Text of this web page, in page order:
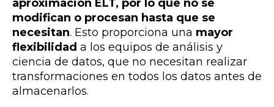
aproximación ELT, por lo que no se
modifican o procesan hasta que se
necesitan. Esto proporciona una mayor
flexibilidad a los equipos de análisis y
ciencia de datos, que no necesitan realizar
transformaciones en todos los datos antes de
almacenarlos.